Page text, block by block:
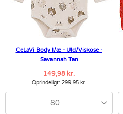
CeLaVi Body l/æ - Uld/Viskose -
Savannah Tan
149,98 kr.
Oprindeligt:299,95 kr.
80